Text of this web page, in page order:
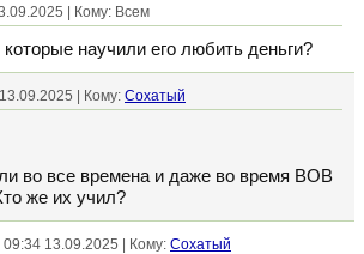
| Кому: Всем
научили его любить деньги?
| Кому: Сохатый
во все времена и даже во время ВОВ
же их учил?
| 09:34 13.09.2025 | Кому: Сохатый